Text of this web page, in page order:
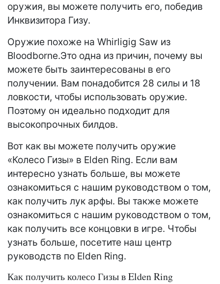
оружия, вы можете получить его, победив
Инквизитора Гизу.
Оружие похоже на Whirligig Saw из
Bloodborne.Это одна из причин, почему вы
можете быть заинтересованы в его
получении. Вам понадобится 28 силы и 18
ловкости, чтобы использовать оружие.
Поэтому он идеально подходит для
высокопрочных билдов.
Вот как вы можете получить оружие
«Колесо Гизы» в Elden Ring. Если вам
интересно узнать больше, вы можете
ознакомиться с нашим руководством о том,
как получить лук арфы. Вы также можете
ознакомиться с нашим руководством о том,
как получить все концовки в игре. Чтобы
узнать больше, посетите наш центр
руководств по Elden Ring.
Как получить колесо Гизы в Elden Ring